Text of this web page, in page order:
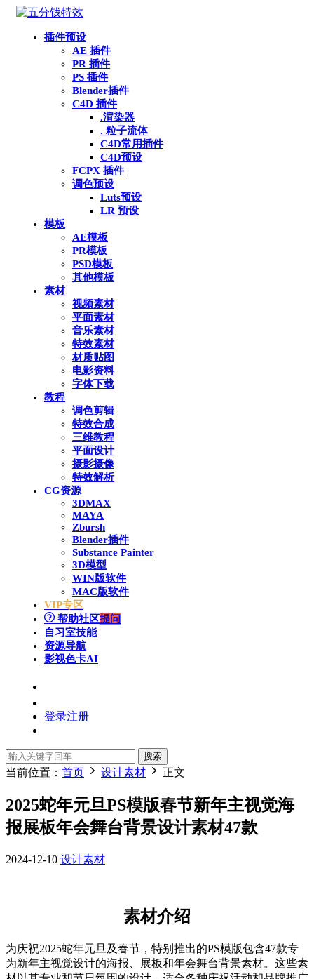
插件预设
AE 插件
PR 插件
PS 插件
Blender插件
C4D 插件
.渲染器
. 粒子流体
C4D常用插件
C4D预设
FCPX 插件
调色预设
Luts预设
LR 预设
模板
AE模板
PR模板
PSD模板
其他模板
素材
视频素材
平面素材
音乐素材
特效素材
材质贴图
电影资料
字体下载
教程
调色剪辑
特效合成
三维教程
平面设计
摄影摄像
特效解析
CG资源
3DMAX
MAYA
Zbursh
Blender插件
Substance Painter
3D模型
WIN版软件
MAC版软件
VIP专区
帮助社区提问
自习室技能
资源导航
影视色卡AI
登录注册
搜索
当前位置： 首页 设计素材 正文
2025蛇年元旦PS模版春节新年主视觉海
报展板年会舞台背景设计素材47款
2024-12-10 设计素材
素材介绍
为庆祝2025蛇年元旦及春节，特别推出的PS模版包含47款专
为新年主视觉设计的海报、展板和年会舞台背景素材。这些素